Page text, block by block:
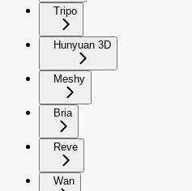
Tripo
Hunyuan 3D
Meshy
Bria
Reve
Wan